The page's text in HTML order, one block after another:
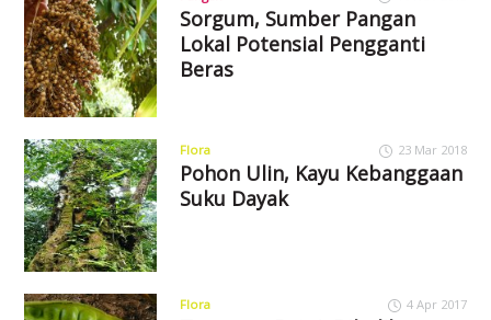
Sorgum, Sumber Pangan
Lokal Potensial Pengganti
Beras
Flora 23 Mar 2018
Pohon Ulin, Kayu Kebanggaan
Suku Dayak
Flora 4 Apr 2017